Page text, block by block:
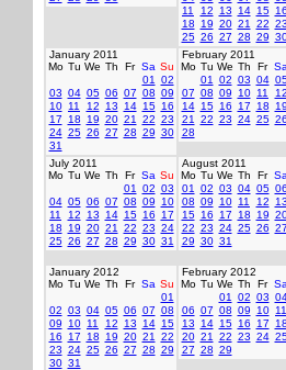
11
12 13 14 15 16
18
19 20 21 22 23
25 26 27 28 29
January 2011
Mo Tu We Th Fr Sa Su
01
02
03 04 05 06 07 08 09
10 11 12 13 14 15 16
17
18 19 20 21 22 23
24 25 26 27 28 29 30
31
February 2011
Mo Tu We Th Fr Sa
01
02 03 04
07 08 09 10 11 12
14 15 16 17 18 19
21
22 23 24 25 26
28
July 2011
Mo Tu We Th Fr Sa Su
01
02 03
04 05 06 07 08 09
10
11
12 13 14 15 16
17
18
19 20 21 22 23 24
25 26 27 28 29 30 31
August 2011
Mo Tu We Th Fr Sa
01
02 03 04 05 06
08 09 10 11 12 13
15 16 17 18 19
22 23 24 25 26 27
29 30 31
January 2012
Mo Tu We Th Fr Sa Su
01
02 03 04 05 06 07 08
09
10 11 12 13 14 15
16
17 18 19 20 21
22
23 24 25 26 27 28 29
30 31
February 2012
Mo Tu We Th Fr Sa
01
02 03
06 07 08 09 10 11
13
14 15 16 17 18
20 21 22 23 24
27 28 29